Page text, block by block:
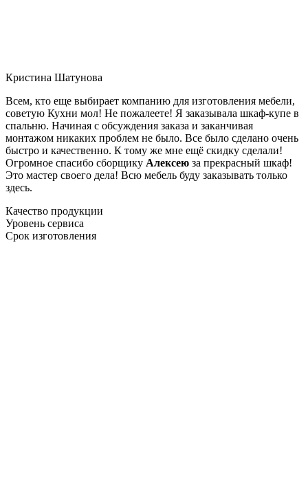
Кристина Шатунова
Всем, кто еще выбирает компанию для изготовления мебели,
советую Кухни мол! Не пожалеете! Я заказывала шкаф-купе в
спальню. Начиная с обсуждения заказа и заканчивая
монтажом никаких проблем не было. Все было сделано очень
быстро и качественно. К тому же мне ещё скидку сделали!
Огромное спасибо сборщику Алексею за прекрасный шкаф!
Это мастер своего дела! Всю мебель буду заказывать только
здесь.
Качество продукции
Уровень сервиса
Срок изготовления